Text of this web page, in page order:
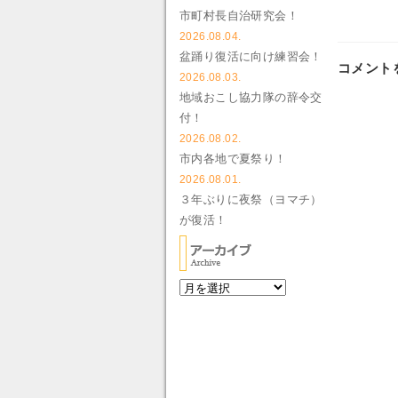
コメント
市町村長自治研究会！
2026.08.04.
盆踊り復活に向け練習会！
2026.08.03.
地域おこし協力隊の辞令交
付！
2026.08.02.
市内各地で夏祭り！
2026.08.01.
３年ぶりに夜祭（ヨマチ）
が復活！